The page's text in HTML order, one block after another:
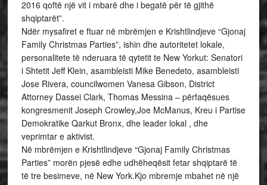
2016 qoftë një vit i mbarë dhe i begatë për të gjithë
shqiptarët”.
Ndër mysafiret e ftuar në mbrëmjen e Krishtlindjeve “Gjonaj
Family Christmas Parties”, ishin dhe autoritetet lokale,
personalitete të nderuara të qytetit te New Yorkut: Senatori
i Shtetit Jeff Klein, asambleisti Mike Benedeto, asambleisti
Jose Rivera, councilwomen Vanesa Gibson, District
Attorney Dassei Clark, Thomas Messina – përfaqësues
kongresmenit Joseph Crowley,Joe McManus, Kreu i Partise
Demokratike Qarkut Bronx, dhe leader lokal , dhe
veprimtar e aktivist.
Në mbrëmjen e Krishtlindjeve “Gjonaj Family Christmas
Parties” morën pjesë edhe udhëheqësit fetar shqiptarë të
të tre besimeve, në New York.Kjo mbremje mbahet në një